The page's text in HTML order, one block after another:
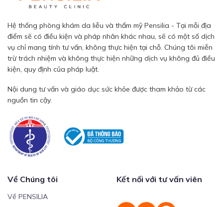
Hệ thống phòng khám da liễu và thẩm mỹ Pensilia - Tại mỗi địa
điểm sẽ có điều kiện và pháp nhân khác nhau, sẽ có một số dịch
vụ chỉ mang tính tư vấn, không thực hiện tại chỗ. Chúng tôi miễn
trừ trách nhiệm và không thực hiện những dịch vụ không đủ điều
kiện, quy định của pháp luật.
Nội dung tư vấn và giáo dục sức khỏe được tham khảo từ các
nguồn tin cậy.
Về Chúng tôi
Về PENSILIA
Kết nối với tư vấn viên